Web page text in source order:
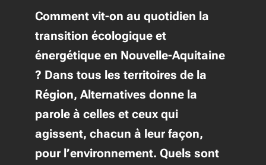
Comment vit-on au quotidien la
transition écologique et
énergétique en Nouvelle-Aquitaine
? Dans tous les territoires de la
Région, Alternatives donne la
parole à celles et ceux qui
agissent, chacun à leur façon,
pour l’environnement. Quels sont